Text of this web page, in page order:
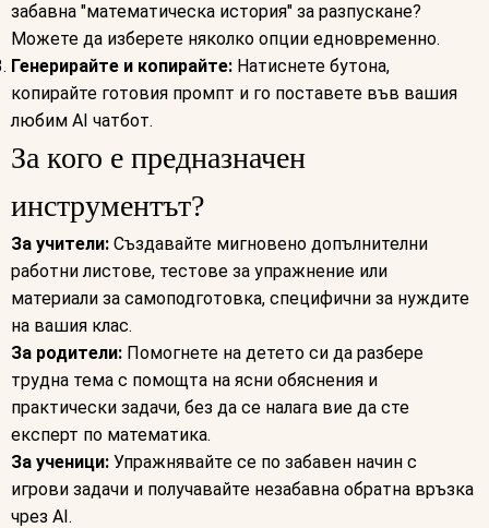
забавна "математическа история" за разпускане?
Можете да изберете няколко опции едновременно.
Генерирайте и копирайте: Натиснете бутона,
копирайте готовия промпт и го поставете във вашия
любим AI чатбот.
За кого е предназначен
инструментът?
За учители: Създавайте мигновено допълнителни
работни листове, тестове за упражнение или
материали за самоподготовка, специфични за нуждите
на вашия клас.
За родители: Помогнете на детето си да разбере
трудна тема с помощта на ясни обяснения и
практически задачи, без да се налага вие да сте
експерт по математика.
За ученици: Упражнявайте се по забавен начин с
игрови задачи и получавайте незабавна обратна връзка
чрез AI.